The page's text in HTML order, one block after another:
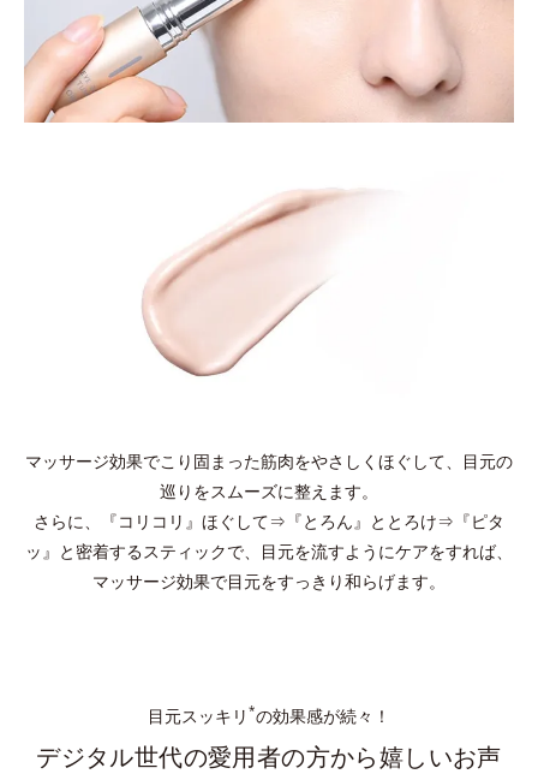
マッサージ効果でこり固まった筋肉をやさしくほぐして、目元の
巡りをスムーズに整えます。
さらに、『コリコリ』ほぐして⇒『とろん』ととろけ⇒『ピタ
ッ』と密着するスティックで、目元を流すようにケアをすれば、
マッサージ効果で目元をすっきり和らげます。
目元スッキリ *の効果感が続々！
デジタル世代の愛用者の方から嬉しいお声